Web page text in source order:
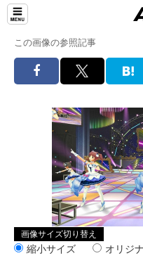
この画像の参照記事
画像サイズ切り替え
縮小サイズ オリジ